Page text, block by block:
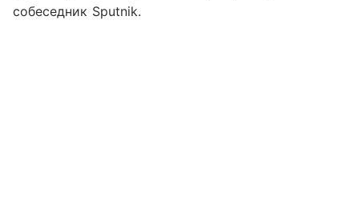
собеседник Sputnik.